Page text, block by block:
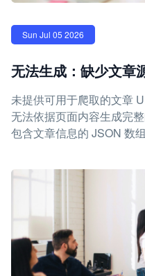
Sun Jul 05 2026
无法生成：缺少文章
未提供可用于爬取的文章
无法依据页面内容生成完
包含文章信息的 JSON 数